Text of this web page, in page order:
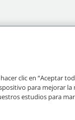
los derechos
clic en “Aceptar
para mejorar la
estudios para